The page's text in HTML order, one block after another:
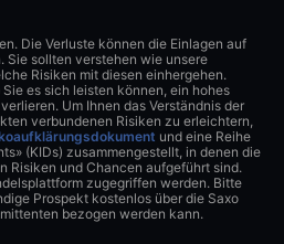
Die Verluste können die Einlagen auf
Sie sollten verstehen wie unsere
Risiken mit diesen einhergehen.
es sich leisten können, ein hohes
Um Ihnen das Verständnis der
verbundenen Risiken zu erleichtern,
und eine Reihe
(KIDs) zusammengestellt, in denen die
Risiken und Chancen aufgeführt sind.
zugegriffen werden. Bitte
Prospekt kostenlos über die Saxo
bezogen werden kann.